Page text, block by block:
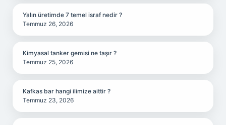
Yalın üretimde 7 temel israf nedir ?
Temmuz 26, 2026
Kimyasal tanker gemisi ne taşır ?
Temmuz 25, 2026
Kafkas bar hangi ilimize aittir ?
Temmuz 23, 2026